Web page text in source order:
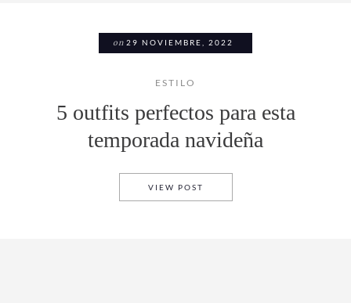
on 29 NOVIEMBRE, 2022
ESTILO
5 outfits perfectos para esta
temporada navideña
VIEW POST